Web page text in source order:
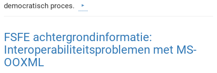
democratisch proces.
FSFE achtergrondinformatie:
Interoperabiliteitsproblemen met MS-
OOXML